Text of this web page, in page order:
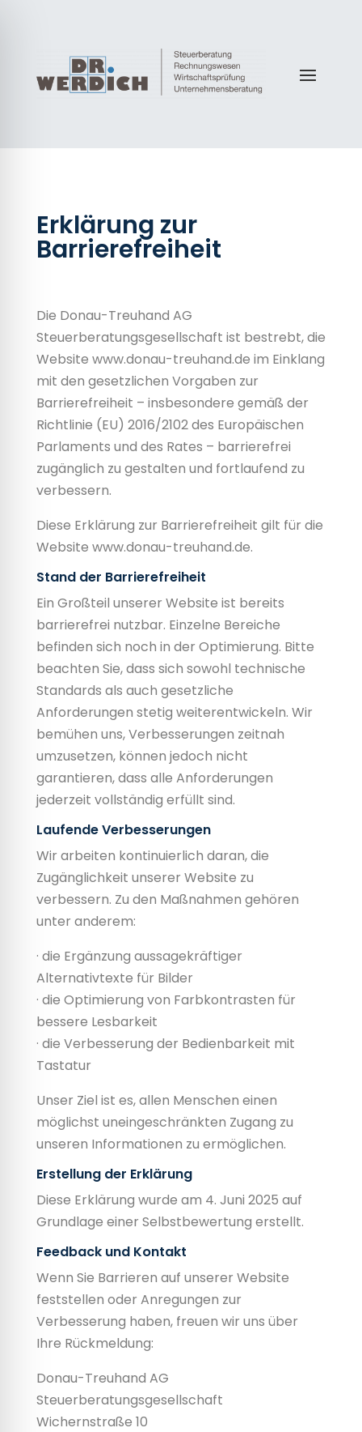
Erklärung zur
Barrierefreiheit
Die Donau-Treuhand AG
Steuerberatungsgesellschaft ist bestrebt, die
Website www.donau-treuhand.de im Einklang
mit den gesetzlichen Vorgaben zur
Barrierefreiheit – insbesondere gemäß der
Richtlinie (EU) 2016/2102 des Europäischen
Parlaments und des Rates – barrierefrei
zugänglich zu gestalten und fortlaufend zu
verbessern.
Diese Erklärung zur Barrierefreiheit gilt für die
Website www.donau-treuhand.de.
Stand der Barrierefreiheit
Ein Großteil unserer Website ist bereits
barrierefrei nutzbar. Einzelne Bereiche
befinden sich noch in der Optimierung. Bitte
beachten Sie, dass sich sowohl technische
Standards als auch gesetzliche
Anforderungen stetig weiterentwickeln. Wir
bemühen uns, Verbesserungen zeitnah
umzusetzen, können jedoch nicht
garantieren, dass alle Anforderungen
jederzeit vollständig erfüllt sind.
Laufende Verbesserungen
Wir arbeiten kontinuierlich daran, die
Zugänglichkeit unserer Website zu
verbessern. Zu den Maßnahmen gehören
unter anderem:
· die Ergänzung aussagekräftiger
Alternativtexte für Bilder
· die Optimierung von Farbkontrasten für
bessere Lesbarkeit
· die Verbesserung der Bedienbarkeit mit
Tastatur
Unser Ziel ist es, allen Menschen einen
möglichst uneingeschränkten Zugang zu
unseren Informationen zu ermöglichen.
Erstellung der Erklärung
Diese Erklärung wurde am 4. Juni 2025 auf
Grundlage einer Selbstbewertung erstellt.
Feedback und Kontakt
Wenn Sie Barrieren auf unserer Website
feststellen oder Anregungen zur
Verbesserung haben, freuen wir uns über
Ihre Rückmeldung:
Donau-Treuhand AG
Steuerberatungsgesellschaft
Wichernstraße 10